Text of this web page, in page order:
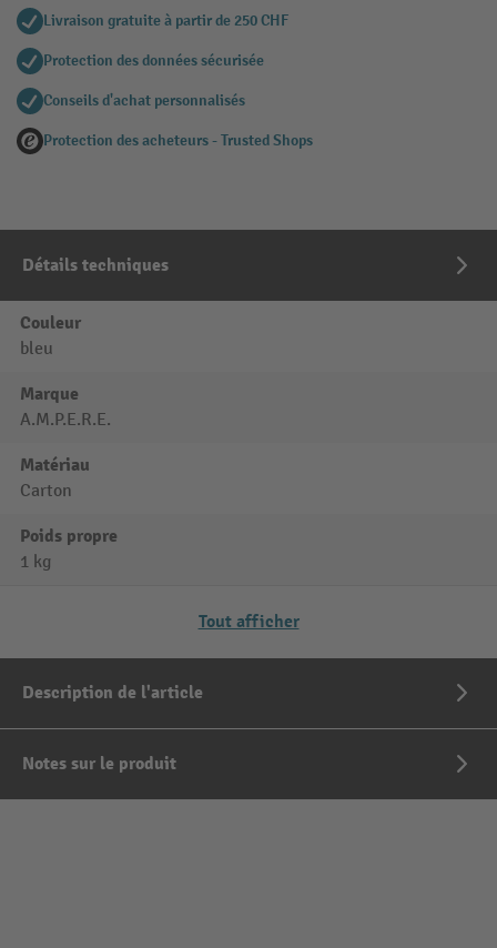
Livraison gratuite à partir de 250 CHF
Protection des données sécurisée
Conseils d'achat personnalisés
Protection des acheteurs - Trusted Shops
Détails techniques
Couleur
bleu
Marque
A.M.P.E.R.E.
Matériau
Carton
Poids propre
1 kg
Tout afficher
Description de l'article
Notes sur le produit